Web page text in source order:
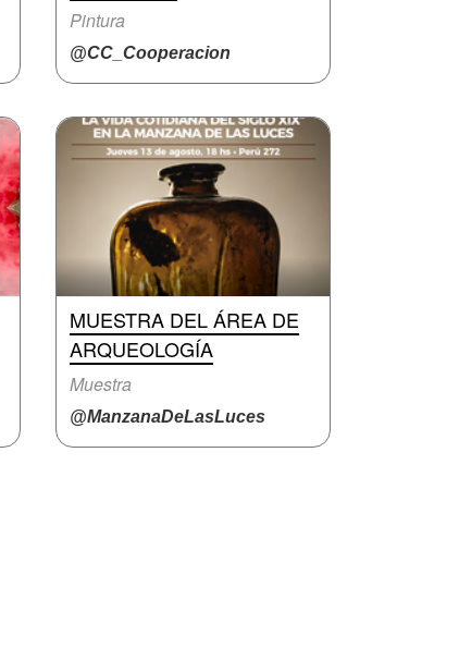
Pintura
@CC_Cooperacion
MUESTRA DEL ÁREA DE
ARQUEOLOGÍA
Muestra
@ManzanaDeLasLuces